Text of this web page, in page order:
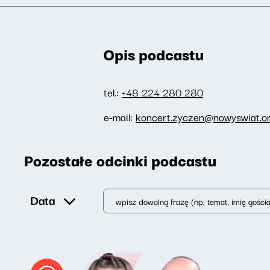
Opis podcastu
tel.: +48 224 280 280
e-mail:
Pozostałe odcinki podcastu
Data